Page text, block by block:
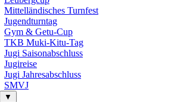
Mittelländisches Turnfest
Jugendturntag
Gym & Getu-Cup
TKB Muki-Kitu-Tag
Jugi Saisonabschluss
Jugireise
Jugi Jahresabschluss
SMVJ
▼